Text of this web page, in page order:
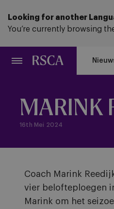
naar
hoofdinhoud
Looking for another
You’re currently browsing
MARINK
16th Mei 2024
Coach Marink
vier belofteploegen
Marink om het